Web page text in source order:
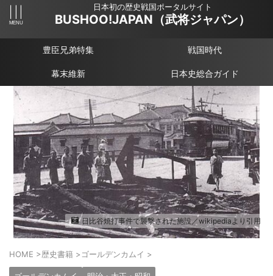
日本初の歴史戦国ポータルサイト
BUSHOO!JAPAN（武将ジャパン）
豊臣兄弟特集 戦国時代
幕末維新 日本史総合ガイド
日比谷焼打事件で襲撃された施設／wikipediaより引用
HOME >歴史書籍 > ゴールデンカムイ >